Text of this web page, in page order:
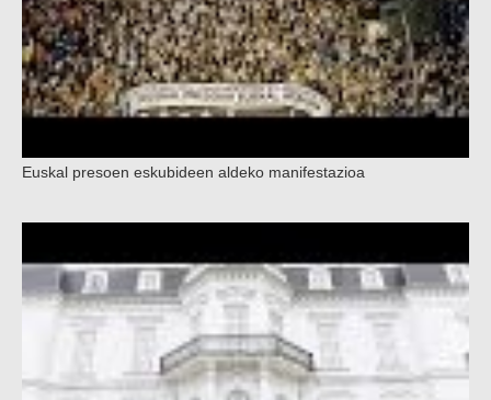
Euskal presoen eskubideen aldeko manifestazioa